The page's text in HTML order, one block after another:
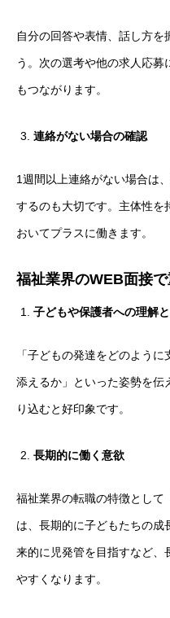
自分の回答や表情、話し方を
う。次の選考や他の求人応募
もつながります。
連絡がない場合の確認
1週間以上連絡がない場合は
するのも大切です。主体性を
おいてプラスに働きます。
福祉業界のWEB面接
子どもや保護者への理解
「子どもの発達をどのよう
添えるか」といった姿勢を伝
り込むと好印象です。
長期的に働く意欲
福祉業界の転職の特徴として
は、長期的に子どもたちの
来的に児発管を目指すなど、
やすくなります。